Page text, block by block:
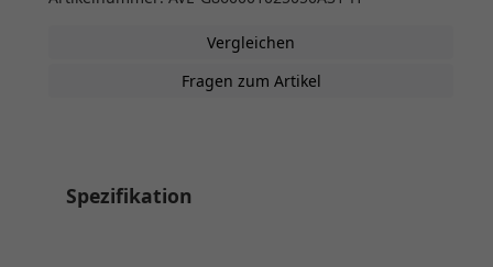
Vergleichen
Fragen zum Artikel
Spezifikation